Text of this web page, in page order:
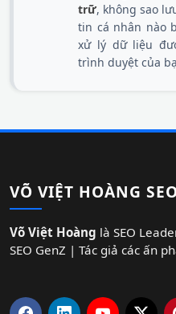
trữ, không sao
tin cá nhân nào
xử lý dữ liệu
trình duyệt của
VÕ VIỆT HOÀNG
Võ Việt Hoàng là SEO
SEO GenZ | Tác giả các ấn